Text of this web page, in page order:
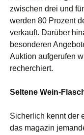
zwischen drei und
werden 80 Prozent
verkauft. Darüber
besonderen
Auktion aufgerufen
recherchiert.
Seltene Wein-
Sicherlich kennt der
das magazin